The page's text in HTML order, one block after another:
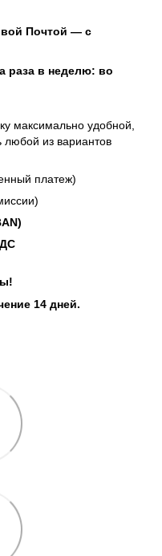
Почтой — с
раза в неделю: во
максимально удобной,
любой из вариантов
платеж)
14 дней.